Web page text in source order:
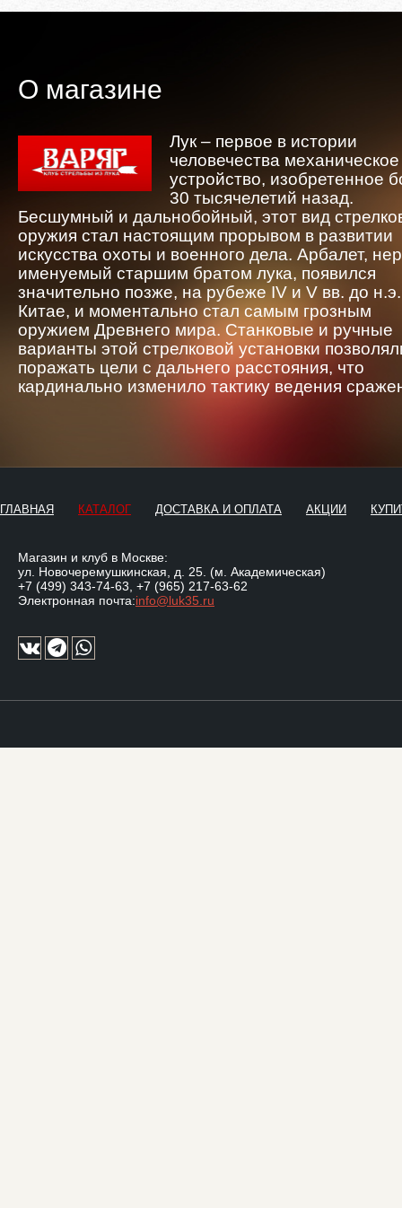
О магазине
Лук – первое в истории
человечества механическое
устройство, изобретенное
30 тысячелетий назад.
Бесшумный и дальнобойный, этот вид
оружия стал настоящим прорывом в развитии
искусства охоты и военного дела. Арбалет,
именуемый старшим братом лука, появился
значительно позже, на рубеже IV и V вв. до
Китае, и моментально стал самым грозным
оружием Древнего мира. Станковые и ручные
варианты этой стрелковой установки
поражать цели с дальнего расстояния, что
кардинально изменило тактику ведения
ГЛАВНАЯ КАТАЛОГ ДОСТАВКА И ОПЛАТА АКЦИИ
Магазин и клуб в Москве:
ул. Новочеремушкинская, д. 25. (м. Академическая)
+7 (499) 343-74-63 +7 (965) 217-63-62
Электронная почта:info@luk35.ru